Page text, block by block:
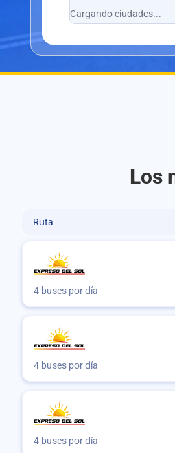
Los
Ruta
4 buses por día
4 buses por día
4 buses por día